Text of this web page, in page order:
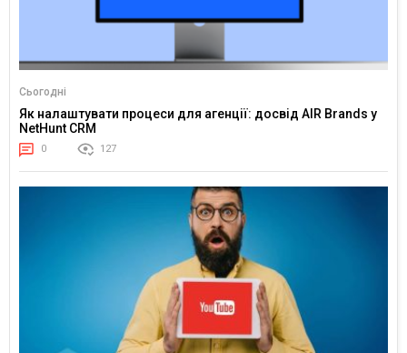
Сьогодні
Як налаштувати процеси для агенції: досвід AIR Brands у
NetHunt CRM
0 127